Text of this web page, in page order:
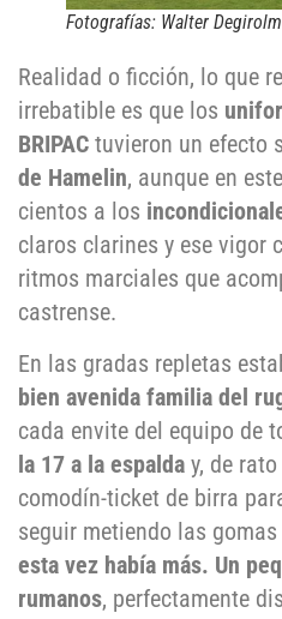
Fotografías: Walter
Realidad o ficción, lo que
irrebatible es que los
BRIPAC tuvieron un efecto
de Hamelin, aunque en
cientos a los
claros clarines y ese vigor
ritmos marciales que
castrense.
En las gradas repletas
bien avenida familia del
cada envite del equipo de
la 17 a la espalda y, de
comodín-ticket de birra
seguir metiendo las
esta vez había más. Un
rumanos, perfectamente